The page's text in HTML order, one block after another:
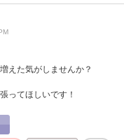
えた気がしませんか？
ってほしいです！